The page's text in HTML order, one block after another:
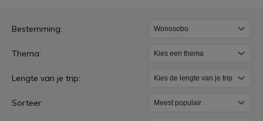
W
n
o
s
Bestemming:
Thema:
Lengte van je trip:
Sorteer: